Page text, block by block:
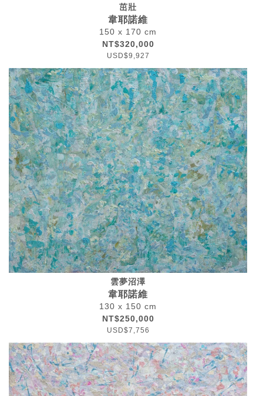
茁壯
韋耶諾維
150 x 170 cm
NT$320,000
USD$9,927
雲夢沼澤
韋耶諾維
130 x 150 cm
NT$250,000
USD$7,756